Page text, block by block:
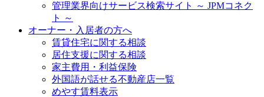
管理業界向けサービス検索サイト ～ JPMコネク
ト ～
オーナー・入居者の方へ
賃貸住宅に関する相談
居住支援に関する相談
家主費用・利益保険
外国語が話せる不動産店一覧
めやす賃料表示